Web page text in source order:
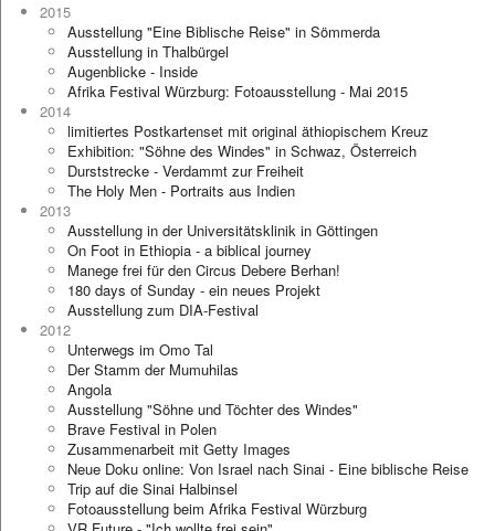
2015
Ausstellung "Eine Biblische Reise" in Sömmerda
Ausstellung in Thalbürgel
Augenblicke - Inside
Afrika Festival Würzburg: Fotoausstellung - Mai 2015
2014
limitiertes Postkartenset mit original äthiopischem Kreuz
Exhibition: "Söhne des Windes" in Schwaz, Österreich
Durststrecke - Verdammt zur Freiheit
The Holy Men - Portraits aus Indien
2013
Ausstellung in der Universitätsklinik in Göttingen
On Foot in Ethiopia - a biblical journey
Manege frei für den Circus Debere Berhan!
180 days of Sunday - ein neues Projekt
Ausstellung zum DIA-Festival
2012
Unterwegs im Omo Tal
Der Stamm der Mumuhilas
Angola
Ausstellung "Söhne und Töchter des Windes"
Brave Festival in Polen
Zusammenarbeit mit Getty Images
Neue Doku online: Von Israel nach Sinai - Eine biblische Reise
Trip auf die Sinai Halbinsel
Fotoausstellung beim Afrika Festival Würzburg